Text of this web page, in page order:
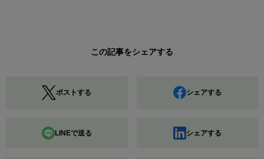
この記事をシェアする
ポストする シェアする
LINEで送る シェアする